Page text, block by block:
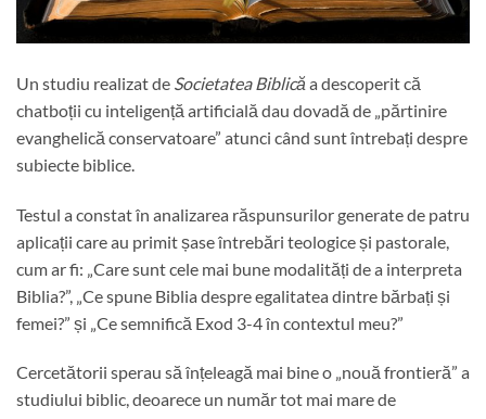
Un studiu realizat de Societatea Biblică a descoperit că
chatboții cu inteligență artificială dau dovadă de „părtinire
evanghelică conservatoare” atunci când sunt întrebați despre
subiecte biblice.
Testul a constat în analizarea răspunsurilor generate de patru
aplicații care au primit șase întrebări teologice și pastorale,
cum ar fi: „Care sunt cele mai bune modalități de a interpreta
Biblia?”, „Ce spune Biblia despre egalitatea dintre bărbați și
femei?” și „Ce semnifică Exod 3-4 în contextul meu?”
Cercetătorii sperau să înțeleagă mai bine o „nouă frontieră” a
studiului biblic, deoarece un număr tot mai mare de